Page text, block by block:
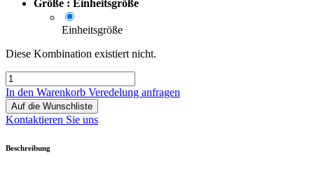
Größe : Einheitsgröße
Einheitsgröße
Diese Kombination existiert nicht.
In den Warenkorb Veredelung anfragen
Auf die Wunschliste
Kontaktieren Sie uns
Beschreibung